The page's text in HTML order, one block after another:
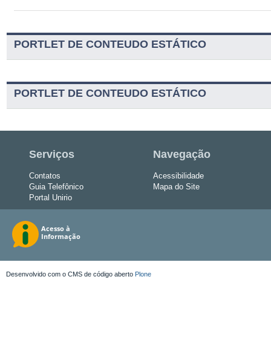
PORTLET DE CONTEUDO ESTÁTICO
PORTLET DE CONTEUDO ESTÁTICO
Serviços
Contatos
Guia Telefônico
Portal Unirio
Navegação
Acessibilidade
Mapa do Site
Desenvolvido com o CMS de código aberto Plone